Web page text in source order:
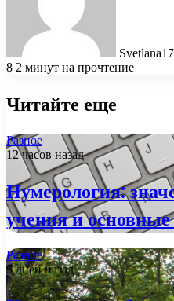
Svetlana
8 2 минут на прочтение
Читайте еще
Разное
12 часов назад
Нумерология:
учения и
Разное
5 дней назад